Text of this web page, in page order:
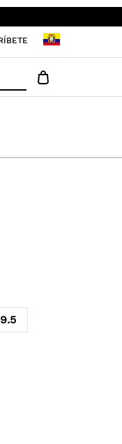
9.5